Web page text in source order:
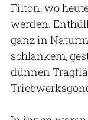
Filton, wo
werden.
ganz in
schlankem,
dünnen